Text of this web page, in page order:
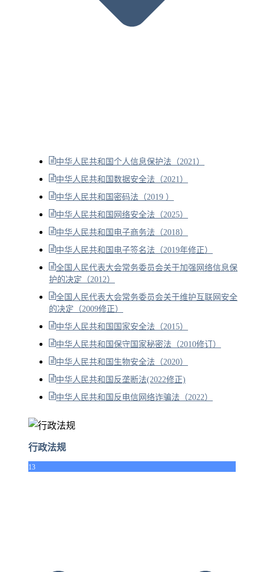
中华人民共和国个人信息保护法（2021）
中华人民共和国数据安全法（2021）
中华人民共和国密码法（2019 ）
中华人民共和国网络安全法（2025）
中华人民共和国电子商务法（2018）
中华人民共和国电子签名法（2019年修正）
全国人民代表大会常务委员会关于加强网络信息保
护的决定（2012）
全国人民代表大会常务委员会关于维护互联网安全
的决定（2009修正）
中华人民共和国国家安全法（2015）
中华人民共和国保守国家秘密法（2010修订）
中华人民共和国生物安全法（2020）
中华人民共和国反垄断法(2022修正)
中华人民共和国反电信网络诈骗法（2022）
行政法规
13